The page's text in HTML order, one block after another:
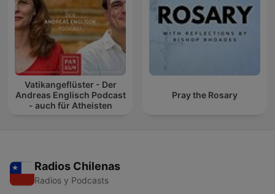
Vatikangeflüster - Der
Andreas Englisch Podcast
- auch für Atheisten
Pray the Rosary
Radios Chilenas
Radios y Podcasts